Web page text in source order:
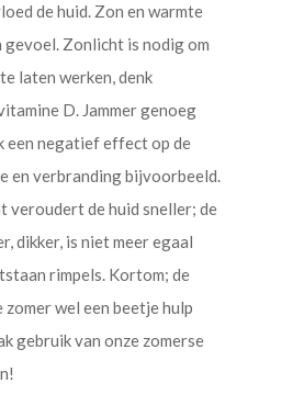
de huid. Zon en warmte
gevoel. Zonlicht is nodig om
laten werken, denk
D. Jammer genoeg
een negatief effect op de
en verbranding bijvoorbeeld.
veroudert de huid sneller; de
dikker, is niet meer egaal
rimpels. Kortom; de
zomer wel een beetje hulp
gebruik van onze zomerse